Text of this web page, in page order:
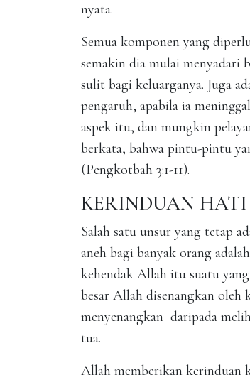
nyata.
Semua komponen yang
semakin dia mulai menyadari
sulit bagi keluarganya. Juga
pengaruh, apabila ia
aspek itu, dan mungkin
berkata, bahwa pintu-pintu
(Pengkotbah 3:1-11).
KERINDUAN
Salah satu unsur yang tetap
aneh bagi banyak orang
kehendak Allah itu suatu
besar Allah disenangkan oleh
menyenangkan daripada
tua.
Allah memberikan kerinduan